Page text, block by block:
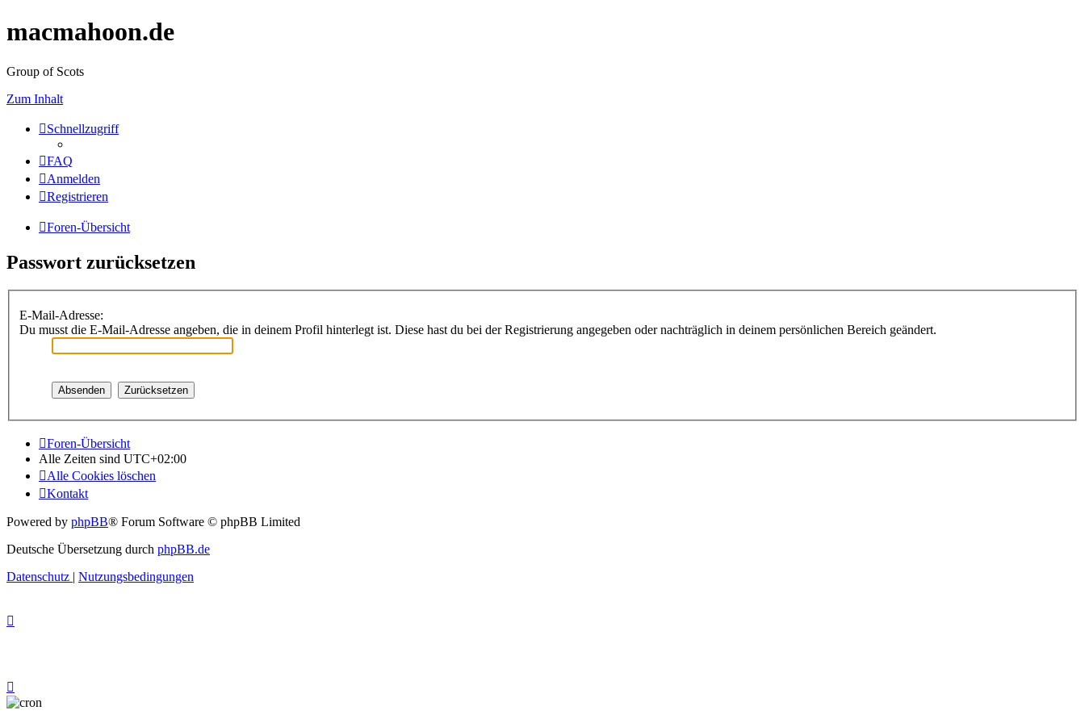
macmahoon.de
Group of Scots
Zum Inhalt
Schnellzugriff
FAQ
Anmelden
Registrieren
Foren-Übersicht
Passwort zurücksetzen
E-Mail-Adresse:
Du musst die E-Mail-Adresse angeben, die in deinem Profil hinterlegt ist. Diese hast du bei der Registrierung angegeben oder nachträglich in deinem persönlichen Bereich geändert.
Foren-Übersicht
Alle Zeiten sind UTC+02:00
Alle Cookies löschen
Kontakt
Powered by phpBB® Forum Software © phpBB Limited
Deutsche Übersetzung durch phpBB.de
Datenschutz | Nutzungsbedingungen